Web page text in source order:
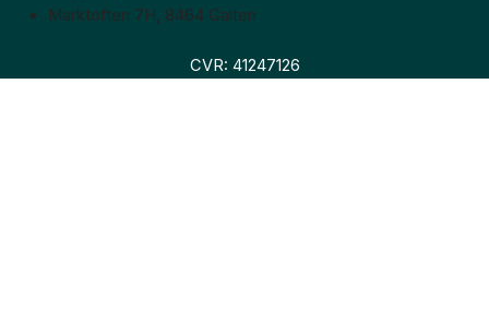
Marktoften 7H, 8464 Galten
CVR: 41247126